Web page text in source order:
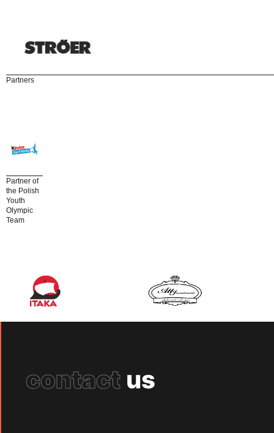
Partners
Partner of
the Polish
Youth
Olympic
Team
contact us